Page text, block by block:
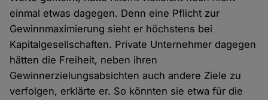
einmal etwas dagegen. Denn eine Pflicht zur
Gewinnmaximierung sieht er höchstens bei
Kapitalgesellschaften. Private Unternehmer dagegen
hätten die Freiheit, neben ihren
Gewinnerzielungsabsichten auch andere Ziele zu
verfolgen, erklärte er. So könnten sie etwa für die